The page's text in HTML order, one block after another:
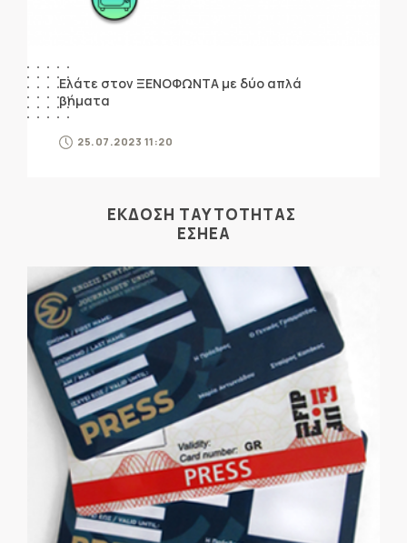
Ελάτε στον ΞΕΝΟΦΩΝΤΑ με δύο απλά
βήματα
25.07.2023 11:20
ΕΚΔΟΣΗ ΤΑΥΤΟΤΗΤΑΣ
ΕΣΗΕΑ